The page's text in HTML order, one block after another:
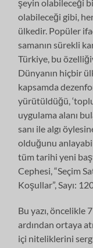
şeyin olabileceği
olabileceği gibi,
ülkedir. Popüler
samanın sürekli
Türkiye, bu
Dünyanın hiçbir
kapsamda
yürütüldüğü,
uygulama alanı
sanı ile algı
olduğunu
tüm tarihi yeni
Cephesi, “Seçim
Koşullar”, Sayı:
Bu yazı, öncelikle
ardından ortaya
içi niteliklerini